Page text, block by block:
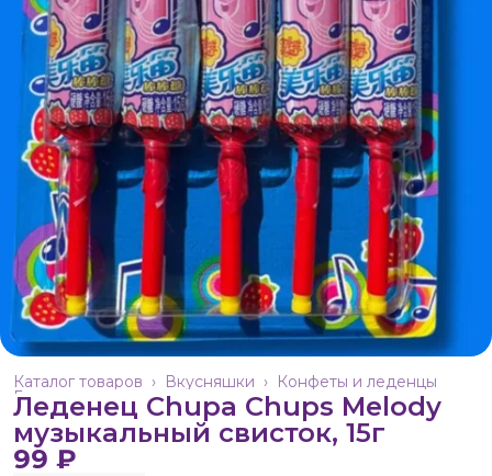
Конфеты и леденцы
Вкусняшки ›
Каталог товаров ›
Главная
Леденец Chupa Chups Melody
музыкальный свисток, 15г
99 ₽